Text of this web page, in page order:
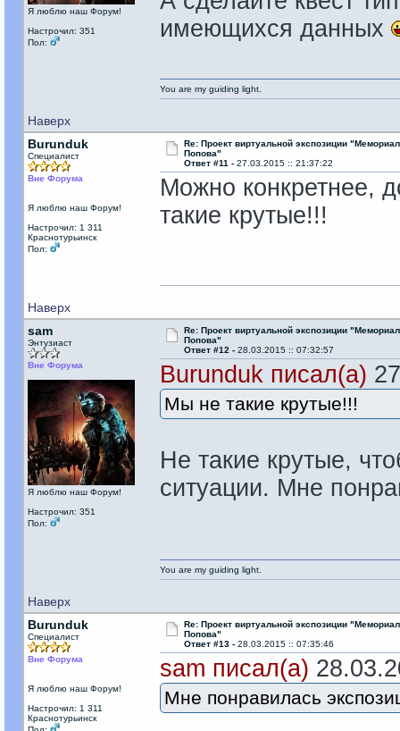
Я люблю наш Форум!
Настрочил: 351
Пол:
имеющихся данных
Наверх
You are my guiding light.
Burunduk
Специалист
Вне Форума
Я люблю наш Форум!
Настрочил: 1 311
Краснотурьинск
Пол:
Re: Проект виртуальной экспозиции
Попова"
Ответ #11 - 27.03.2015 :: 21:37:22
Можно конкретнее,
такие крутые!!!
Наверх
sam
Энтузиаст
Вне Форума
Я люблю наш Форум!
Настрочил: 351
Пол:
Re: Проект виртуальной экспозиции
Попова"
Ответ #12 - 28.03.2015 :: 07:32:57
Burunduk писал(а)
Мы не такие крутые!!!
Не такие крутые,
ситуации. Мне
Наверх
You are my guiding light.
Burunduk
Специалист
Вне Форума
Я люблю наш Форум!
Настрочил: 1 311
Краснотурьинск
Re: Проект виртуальной экспозиции
Попова"
Ответ #13 - 28.03.2015 :: 07:35:46
sam писал(а)
Мне понравилась